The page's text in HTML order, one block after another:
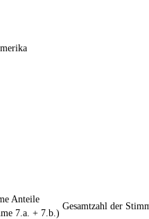
Anteile
7.a. + 7.b.)
Gesamtzahl der